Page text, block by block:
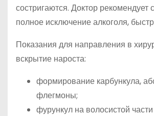
состригаются. Доктор рекомендует
полное исключение алкоголя,
Показания для направления в
вскрытие нароста:
формирование карбункула,
флегмоны;
фурункул на волосистой